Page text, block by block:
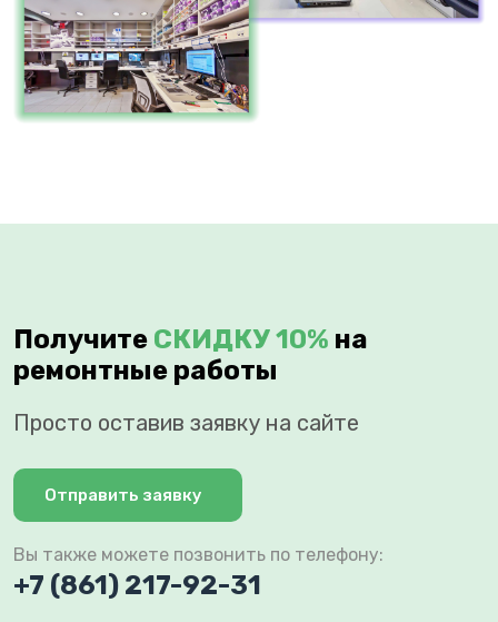
Получите СКИДКУ 10% на
ремонтные работы
Просто оставив заявку на сайте
Отправить заявку
Вы также можете позвонить по телефону:
+7 (861) 217-92-31